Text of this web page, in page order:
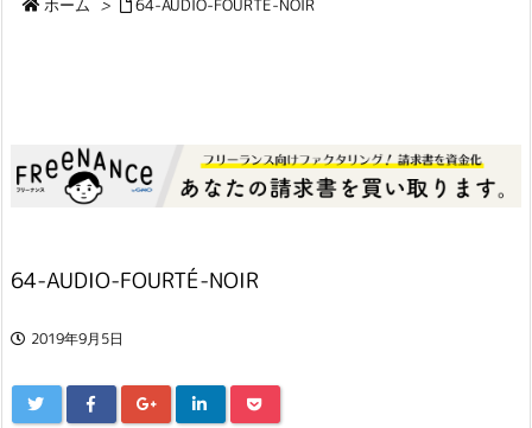
ホーム > 64-AUDIO-FOURTÉ-NOIR
64-AUDIO-FOURTÉ-NOIR
2019年9月5日